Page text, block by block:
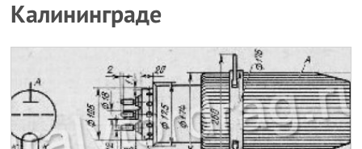
Калининграде